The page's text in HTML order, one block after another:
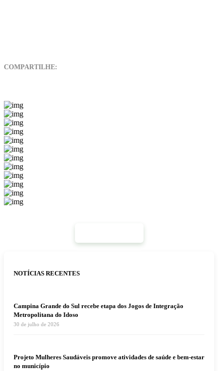
COMPARTILHE:
NOTÍCIAS RECENTES
Campina Grande do Sul recebe etapa dos Jogos de Integração
Metropolitana do Idoso
30 de julho de 2026
Projeto Mulheres Saudáveis promove atividades de saúde e bem-estar
no município